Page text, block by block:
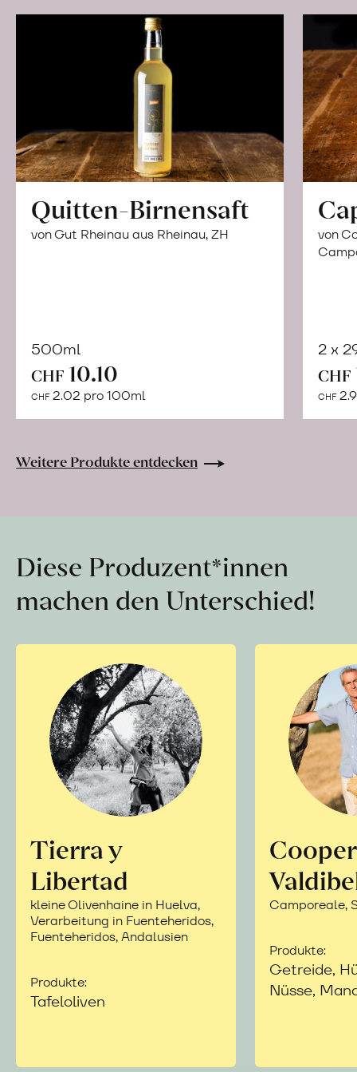
Quitten-Birnensaft
von Gut Rheinau aus Rheinau, ZH
500ml
CHF 10.10
CHF 2.02 pro 100ml
Warenkorb
von
2 x
CHF
CHF
Weitere Produkte entdecken
Diese Produzent*innen
machen den Unterschied!
Tierra y
Libertad
kleine Olivenhaine in Huelva,
Verarbeitung in Fuenteheridos,
Fuenteheridos, Andalusien
Produkte:
Tafeloliven
Camporeale,
Produkte:
Getreide,
Nüsse,